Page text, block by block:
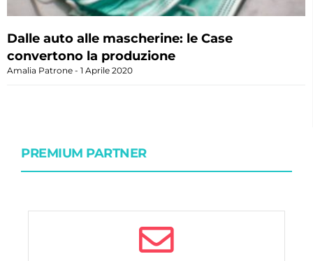
Dalle auto alle mascherine: le Case
convertono la produzione
Amalia Patrone 1 Aprile 2020
PREMIUM PARTNER